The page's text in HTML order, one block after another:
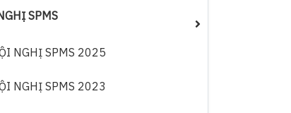
SPMS
NGHỊ SPMS 2025
NGHỊ SPMS 2023